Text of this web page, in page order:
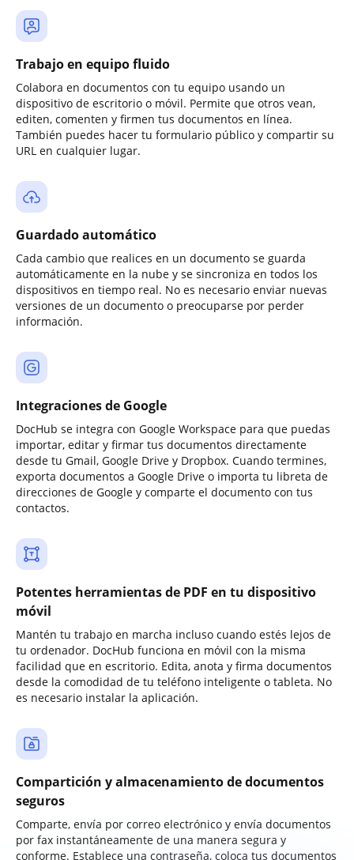
Trabajo en equipo fluido
Colabora en documentos con tu equipo usando un
dispositivo de escritorio o móvil. Permite que otros vean,
editen, comenten y firmen tus documentos en línea.
También puedes hacer tu formulario público y compartir su
URL en cualquier lugar.
Guardado automático
Cada cambio que realices en un documento se guarda
automáticamente en la nube y se sincroniza en todos los
dispositivos en tiempo real. No es necesario enviar nuevas
versiones de un documento o preocuparse por perder
información.
Integraciones de Google
DocHub se integra con Google Workspace para que puedas
importar, editar y firmar tus documentos directamente
desde tu Gmail, Google Drive y Dropbox. Cuando termines,
exporta documentos a Google Drive o importa tu libreta de
direcciones de Google y comparte el documento con tus
contactos.
Potentes herramientas de PDF en tu dispositivo
móvil
Mantén tu trabajo en marcha incluso cuando estés lejos de
tu ordenador. DocHub funciona en móvil con la misma
facilidad que en escritorio. Edita, anota y firma documentos
desde la comodidad de tu teléfono inteligente o tableta. No
es necesario instalar la aplicación.
Compartición y almacenamiento de documentos
seguros
Comparte, envía por correo electrónico y envía documentos
por fax instantáneamente de una manera segura y
conforme. Establece una contraseña, coloca tus documentos